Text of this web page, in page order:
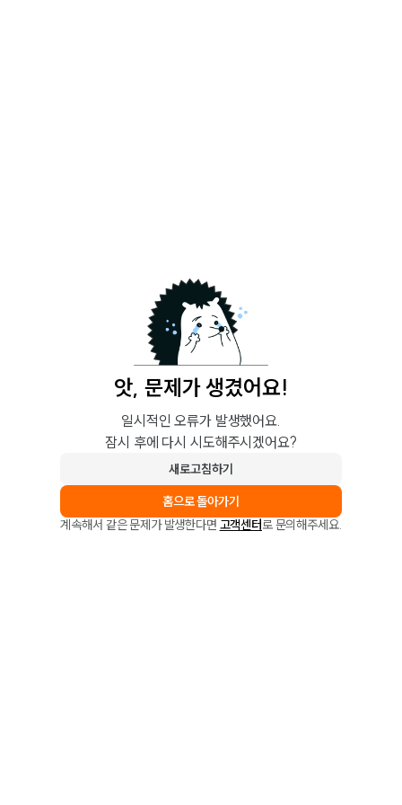
앗, 문제가 생겼어요!
일시적인 오류가 발생했어요.
잠시 후에 다시 시도해주시겠어요?
새로고침하기
홈으로 돌아가기
계속해서 같은 문제가 발생한다면 고객센터로 문의해주세요.